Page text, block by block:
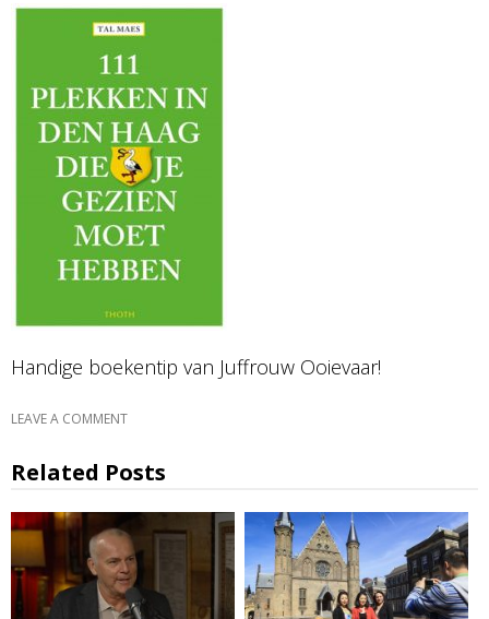
Handige boekentip van Juffrouw Ooievaar!
LEAVE A COMMENT
Related Posts